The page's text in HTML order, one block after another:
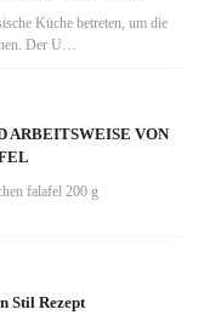
Küche betreten, um die
Der U…
ARBEITSWEISE VON
falafel 200 g
Stil Rezept